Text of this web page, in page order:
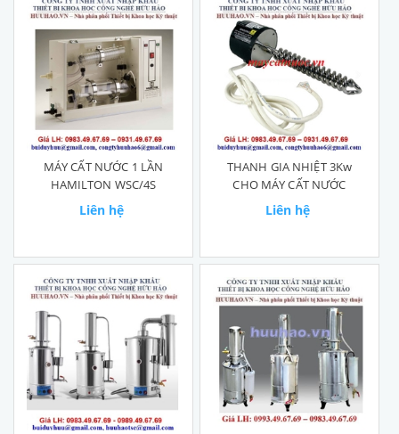
MÁY CẤT NƯỚC 1 LẦN
HAMILTON WSC/4S
Liên hệ
THANH GIA NHIỆT 3Kw
CHO MÁY CẤT NƯỚC
Liên hệ